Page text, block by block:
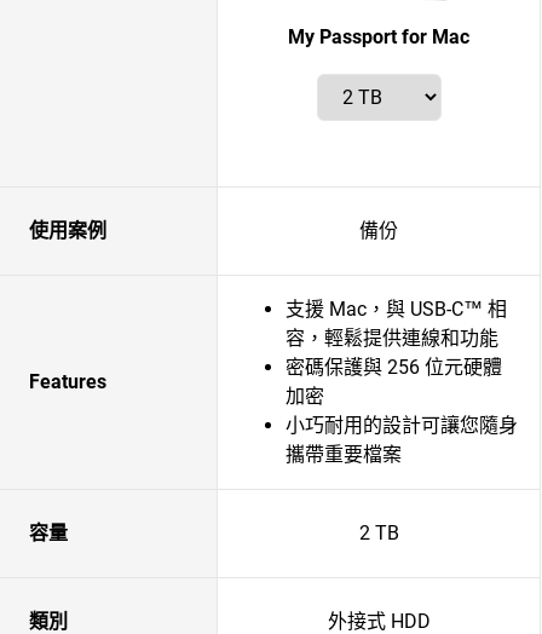
My Passport for Mac
使用案例 備份
Features
支援 Mac，與 USB-C™ 相
容，輕鬆提供連線和功能
密碼保護與 256 位元硬體
加密
小巧耐用的設計可讓您隨身
攜帶重要檔案
容量 2 TB
類別 外接式 HDD